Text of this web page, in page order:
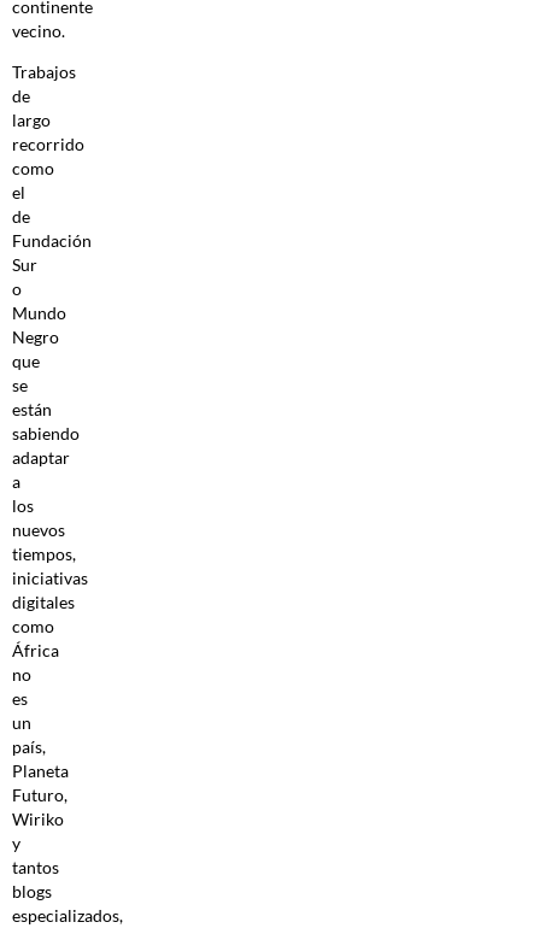
continente
vecino.
Trabajos
de
largo
recorrido
como
el
de
Fundación
Sur
o
Mundo
Negro
que
se
están
sabiendo
adaptar
a
los
nuevos
tiempos,
iniciativas
digitales
como
África
no
es
un
país,
Planeta
Futuro,
Wiriko
y
tantos
blogs
especializados,